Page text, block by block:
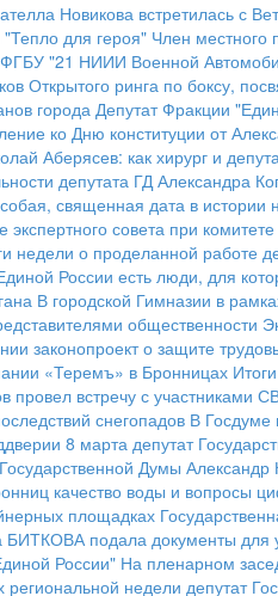
Новикова встретилась с
для героя" Член местного
"21 НИИИ Военной
Открытого ринга по боксу,
города Депутат Фракции
ко Дню конституции от
Аберясев: как хирург и
депутата ГД Александра
священная дата в
экспертного совета при
недели о проделанной работе
России есть люди, для
В городской Гимназии в
общественности
законопроект о защите
«Теремъ» в Бронницах
провел встречу с участниками
снегопадов В Госдуме
8 марта депутат
Думы
качество воды и вопросы
площадках
БИТКОВА подала документы для
России" На пленарном
региональной недели депутат